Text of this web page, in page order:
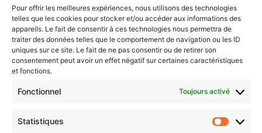
Pour offrir les meilleures expériences, nous utilisons des technologies
telles que les cookies pour stocker et/ou accéder aux informations des
appareils. Le fait de consentir à ces technologies nous permettra de
traiter des données telles que le comportement de navigation ou les ID
uniques sur ce site. Le fait de ne pas consentir ou de retirer son
consentement peut avoir un effet négatif sur certaines caractéristiques
et fonctions.
Fonctionnel Toujours activé
Statistiques
Newsletter gratuite
Choisissez : matin, soir ou hebdo ?